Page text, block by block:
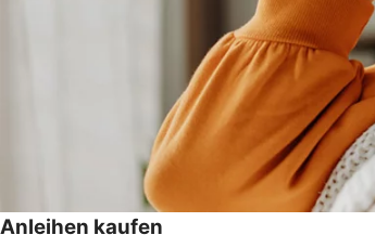
Anleihen kaufen